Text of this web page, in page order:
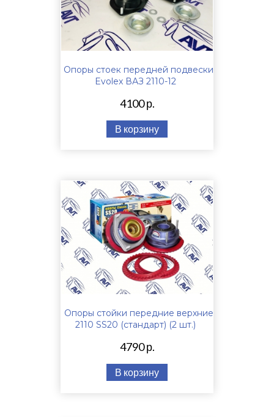
Опоры стоек передней подвески
Evolex ВАЗ 2110-12
4100 р.
В корзину
Опоры стойки передние верхние
2110 SS20 (стандарт) (2 шт.)
4790 р.
В корзину